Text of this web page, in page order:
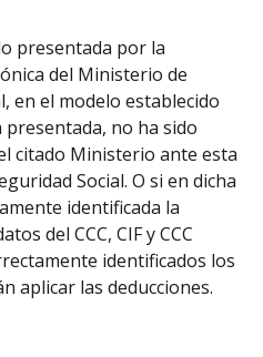
presentada por la
del Ministerio de
en el modelo establecido
no ha sido
citado Ministerio ante esta
Social. O si en dicha
identificada la
del CCC, CIF y CCC
identificados los
aplicar las deducciones.